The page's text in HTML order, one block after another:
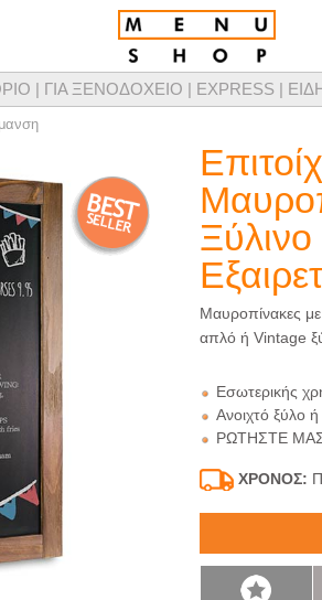
σχεδίασης καταλόγων μενού, προϊόντων
| ΓΙΑ ΞΕΝΟΔΟΧΕΙΟ | EXPRESS |
Ξύλινο
Mαυροπίνακες
απλό ή Vintage
Εσωτερικής
Ανοιχτό ξύλο
ΡΩΤΗΣΤΕ
ΧΡΟΝΟΣ: